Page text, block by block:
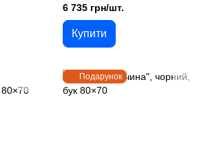
6 735 грн/шт.
Купити
Подарунок